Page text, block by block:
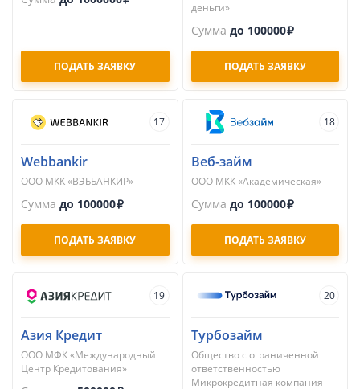
ПОДАТЬ ЗАЯВКУ
деньги»
Сумма до 100000
ПОДАТЬ ЗАЯВКУ
17
Webbankir
ООО МКК «ВЭББАНКИР»
Сумма до 100000
ПОДАТЬ ЗАЯВКУ
18
Веб-займ
ООО МКК «Академическая»
Сумма до 100000
ПОДАТЬ ЗАЯВКУ
19
Азия Кредит
ООО МФК «Международный
Центр Кредитования»
20
Турбозайм
Общество с ограниченной
ответственностью
Микрокредитная компания